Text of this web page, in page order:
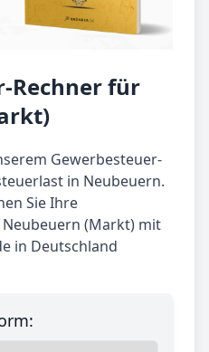
Rechner für
Gewerbesteuer-
in Neubeuern.
Sie Ihre
(Markt) mit
in Deutschland